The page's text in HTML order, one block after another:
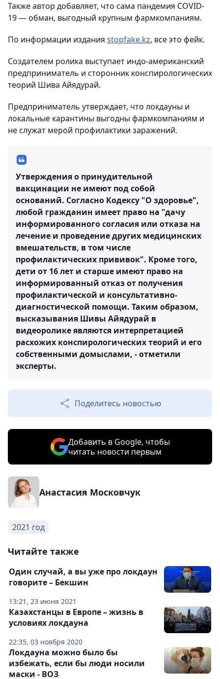
Также автор добавляет, что сама пандемия COVID-
19 — обман, выгодный крупным фармкомпаниям.
По информации издания stopfake.kz, все это фейк.
Создателем ролика выступает индо-американский
предприниматель и сторонник конспирологических
теорий Шива Айядурай.
Предприниматель утверждает, что локдауны и
локальные карантины выгодны фармкомпаниям и
не служат мерой профилактики заражений.
Утверждения о принудительной
вакцинации не имеют под собой
оснований. Согласно Кодексу "О здоровье",
любой гражданин имеет право на "дачу
информированного согласия или отказа на
лечение и проведение других медицинских
вмешательств, в том числе
профилактических прививок". Кроме того,
дети от 16 лет и старше имеют право на
информированный отказ от получения
профилактической и консультативно-
диагностической помощи. Таким образом,
высказывания Шивы Айядурай в
видеоролике являются интерпретацией
расхожих конспирологических теорий и его
собственными домыслами, - отметили
эксперты.
Поделитесь новостью
Добавить в Google, чтобы
читать новости первым
Анастасия Московчук
2021 год
Читайте также
13:21, 23 июня 2021
Один случай, а вы уже про локдаун
говорите – Бекшин
22:35, 03 ноября 2020
Казахстанцы в Европе – жизнь в
условиях локдауна
Локдауна можно было бы
избежать, если бы люди носили
маски - ВОЗ